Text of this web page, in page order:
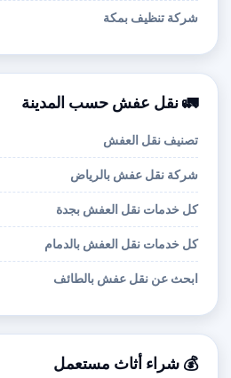
شركة تنظيف بمكة
🚛 نقل عفش حسب المدينة
تصنيف نقل العفش
شركة نقل عفش بالرياض
كل خدمات نقل العفش بجدة
كل خدمات نقل العفش بالدمام
ابحث عن نقل عفش بالطائف
💰 شراء أثاث مستعمل